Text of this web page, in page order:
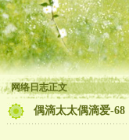
网络日志正文
偶滴太太偶滴爱-68